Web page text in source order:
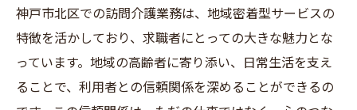
地域密着型求人の選び方
求人応募前に確認すべき情報
適切な職場を選ぶためのチェックリスト
神戸市北区での訪問介護業務は、地域密着型サービスの
特徴を活かしており、求職者にとっての大きな魅力とな
っています。地域の高齢者に寄り添い、日常生活を支え
ることで、利用者との信頼関係を深めることができるの